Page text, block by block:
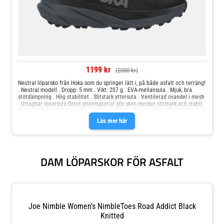
1199 kr (2000 kr)
Läs mer här
Neutral löparsko från Hoka som du springer lätt i, på både asfalt och terräng!
. Neutral modell . Dropp: 5 mm . Vikt: 207 g . EVA-mellansula . Mjuk, bra
stötdämpning . Hög stabilitet . Slitstark yttersula . Ventilerad ovandel i mesh
. Uttagbar innersula Grovt yttermaterial gör skon mycket slitstark och stabil.
detta en anpassningsbar terrängsko där man springer lika lätt i terrängen
som på asfalten. Detta mycket tack vare geometrin i mellansulan och
yttersulans konstruktion. Challenger ATR 7 är designad att vara mångsidig
underlag till ett annat. Den perfekta kombinationen! Guide: Välj rätt
DAM LÖPARSKOR FÖR ASFALT
Joe Nimble Women's NimbleToes Road Addict Black
Knitted